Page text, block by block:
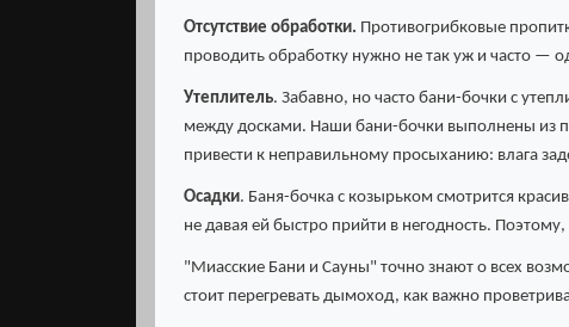
Отсутствие обработки. Противогрибковые
проводить обработку нужно не так уж и часто —
Утеплитель. Забавно, но часто бани-бочки с
между досками. Наши бани-бочки выполнены из
привести к неправильному просыханию: влага
Осадки. Баня-бочка с козырьком смотрится
не давая ей быстро прийти в негодность.
"Миасские Бани и Сауны" точно знают о всех
стоит перегревать дымоход, как важно